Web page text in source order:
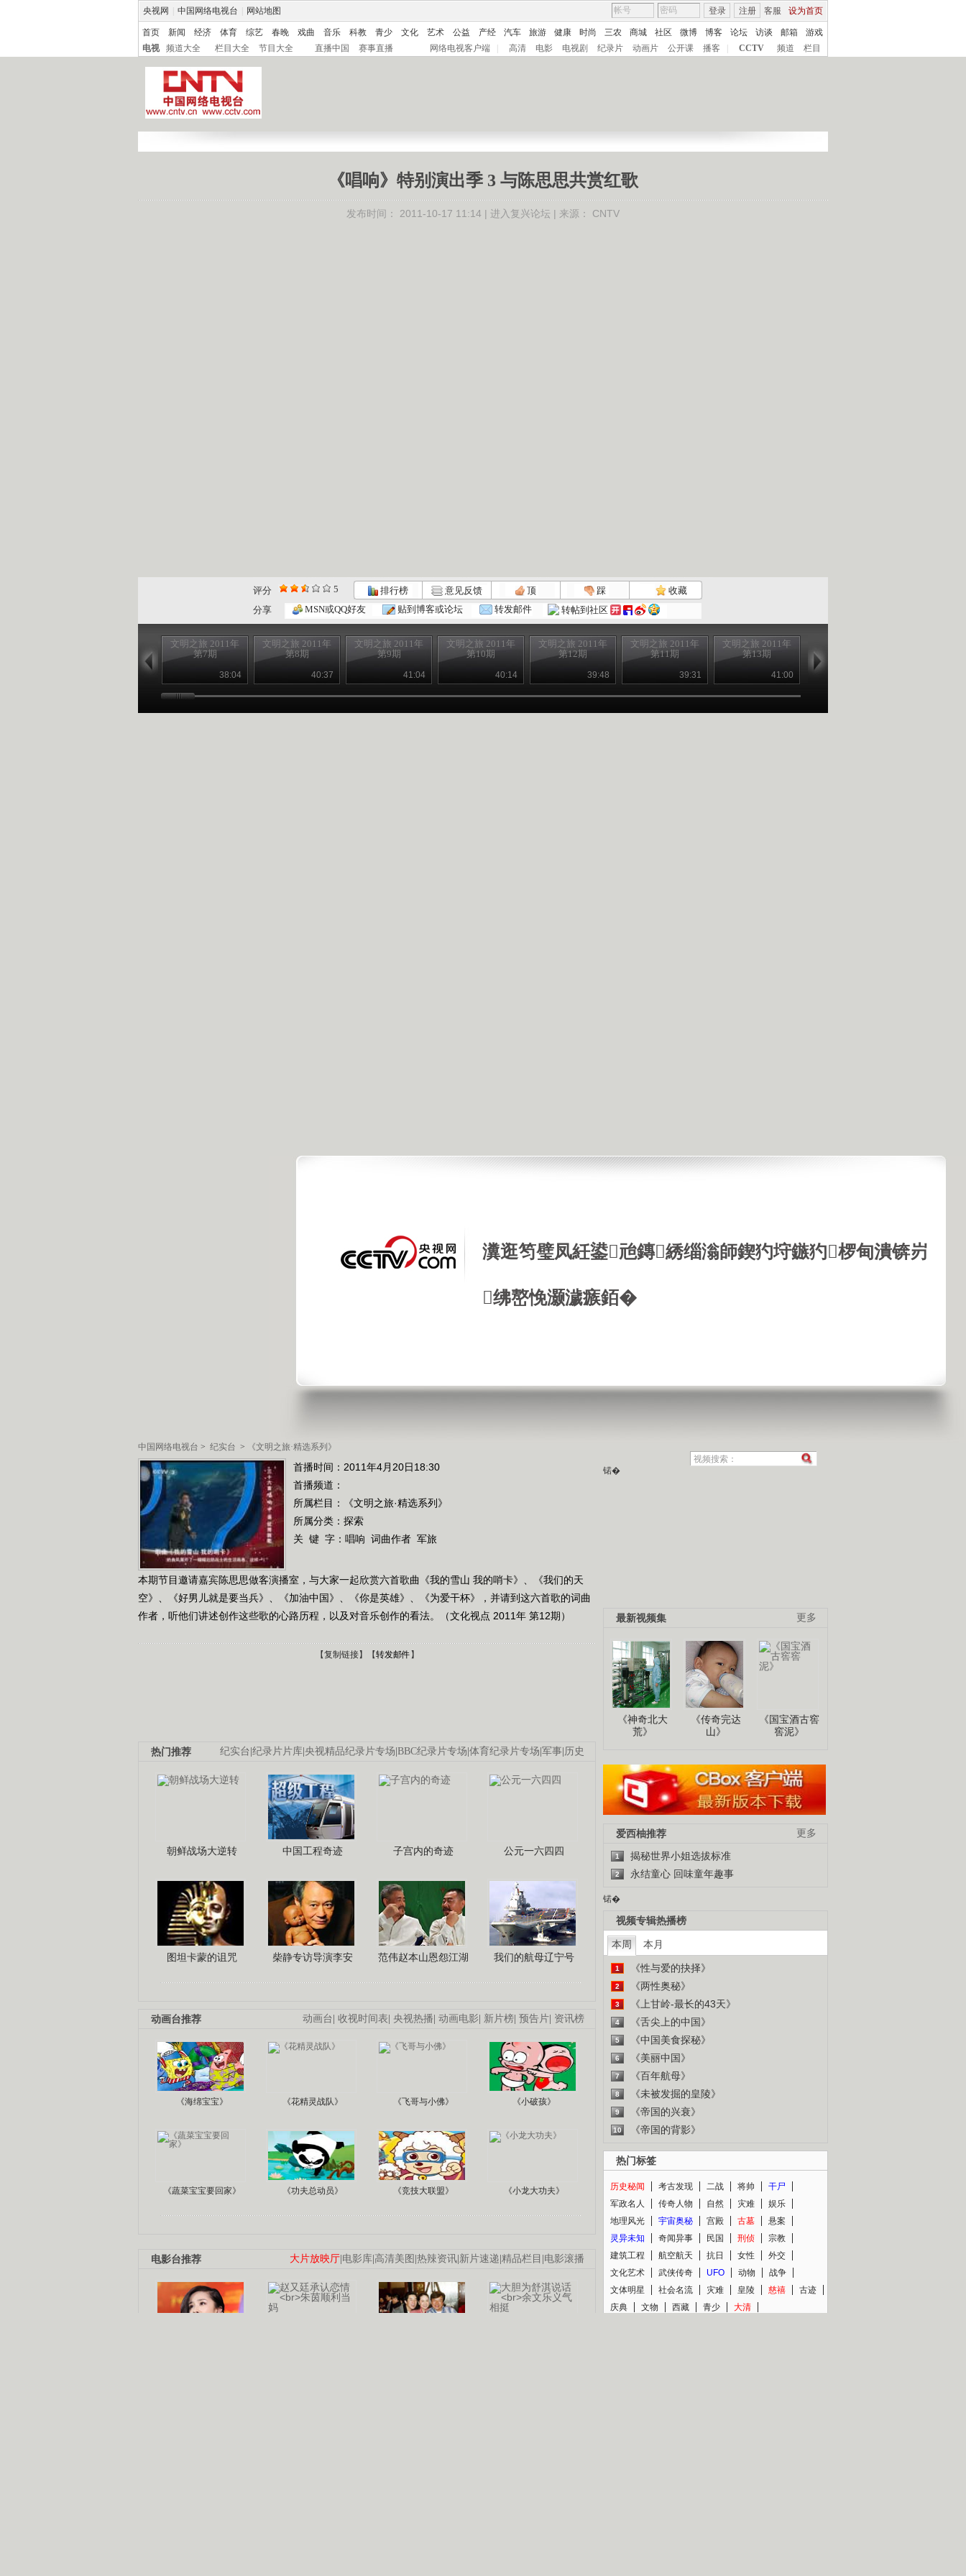
央视网 中国网络电视台 网站地图 客服 设为首页
登录 注册
首页 新闻 经济 体育 综艺 春晚 戏曲 音乐 科教 青少 文化 艺术 公益 产经 汽车 旅游 健康 时尚 三农 商城 社区 微博 博客 论坛 访谈 邮箱
游戏
电视
频道大全 栏目大全 节目大全 直播中国 赛事直播 网络电视客户端 高清 电影 电视剧 纪录片 动画片 公开课 播客 CCTV 频道 栏目
瀵逛笉璧凤紝鍙兘鏄綉缁滃師鍥犳垨鏃犳椤甸潰锛岃
绋嶅悗灏濊瘯銆�
中国网络电视台 > 纪实台 > 《文明之旅·精选系列》
《唱响》特别演出季 3 与陈思思共赏红歌
发布时间： 2011-10-17 11:14 | 进入复兴论坛 | 来源： CNTV
评分 5 排行榜 意见反馈 顶 踩
收藏
分享
MSN或QQ好友 贴到博客或论坛 转发邮件 转帖到社区
文明之旅 2011年
第7期
38:04
文明之旅 2011年
第8期
40:37
文明之旅 2011年
第9期
41:04
文明之旅 2011年
第10期
40:14
文明之旅 2011年
第12期
39:48
文明之旅 2011年
第11期
39:31
文明之旅 2011年
第13期
41:00
首播时间：2011年4月20日18:30
首播频道：
所属栏目：
《文明之旅·精选系列》
所属分类：探索
关 键 字： 唱响 词曲作者 军旅
本期节目邀请嘉宾陈思思做客演播室，与大家一起欣赏六首歌曲《我的雪山 我的哨卡》、《我们的天
空》、《好男儿就是要当兵》、《加油中国》、《你是英雄》、《为爱干杯》，并请到这六首歌的词曲
作者，听他们讲述创作这些歌的心路历程，以及对音乐创作的看法。（文化视点 2011年 第12期）
【复制链接】【转发邮件】
纪实台|纪录片片库|央视精品纪录片专场|BBC纪录片专场|体育纪录片专场|军事| 历史
热门推荐
朝鲜战场大逆转 中国工程奇迹 子宫内的奇迹 公元一六四四
图坦卡蒙的诅咒 柴静专访导演李安 范伟赵本山恩怨江湖 我们的航母辽宁号
动画台| 收视时间表| 央视热播| 动画电影| 新片榜| 预告片| 资讯榜
动画台推荐
《海绵宝宝》 《花精灵战队》 《飞哥与小佛》 《小破孩》
《蔬菜宝宝要回家》 《功夫总动员》 《竞技大联盟》 《小龙大功夫》
大片放映厅|电影库|高清美图 |热辣资讯|新片速递|精品栏目 |电影滚播
电影台推荐
锘�
更多
最新视频集
《神奇北大
荒》
《传奇完达
山》
《国宝酒古窖
窖泥》
更多
爱西柚推荐
1 揭秘世界小姐选拔标准
2 永结童心 回味童年趣事
锘�
视频专辑热播榜
本周 本月
1 《性与爱的抉择》
2 《两性奥秘》
3 《上甘岭-最长的43天》
4 《舌尖上的中国》
5 《中国美食探秘》
6 《美丽中国》
7 《百年航母》
8 《未被发掘的皇陵》
9 《帝国的兴衰》
10 《帝国的背影》
热门标签
历史秘闻 考古发现 二战 将帅
干尸
军政名人
传奇人物 自然 灾难
娱乐
地理风光
宇宙奥秘 宫殿 古墓
悬案
灵异未知
奇闻异事 民国 刑侦
宗教
建筑工程
航空航天 抗日 女性
外交
文化艺术
武侠传奇 UFO 动物
战争
文体明星
社会名流 灾难 皇陵 慈禧
古迹
庆典
文物 西藏 青少 大清